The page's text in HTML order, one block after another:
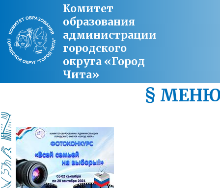
Комитет
образования
администрации
городского
округа «Город
Чита»
§